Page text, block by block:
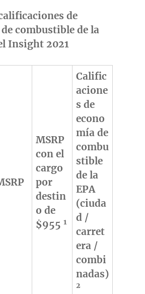
de
combustible de la
Insight 2021
MSRP
con el
cargo
por
destin
o de
$955 1
Calific
acione
s de
econo
mía de
combu
stible
de la
EPA
(ciuda
d /
carret
era /
combi
nadas)
2